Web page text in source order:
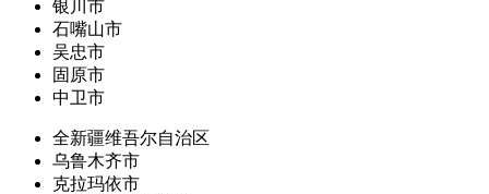
银川市
石嘴山市
吴忠市
固原市
中卫市
全新疆维吾尔自治区
乌鲁木齐市
克拉玛依市